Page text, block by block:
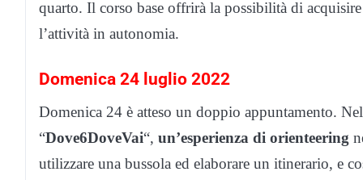
quarto. Il corso base offrirà la possibilità di
l’attività in autonomia.
Domenica 24 luglio 2022
Domenica 24 è atteso un doppio appuntamento.
“Dove6DoveVai“, un’esperienza di orienteering
utilizzare una bussola ed elaborare un itinerario, e